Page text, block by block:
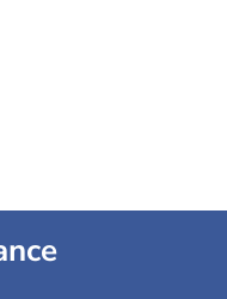
la région par les